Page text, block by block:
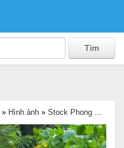
» Hình ảnh » Stock Phong Cảnh